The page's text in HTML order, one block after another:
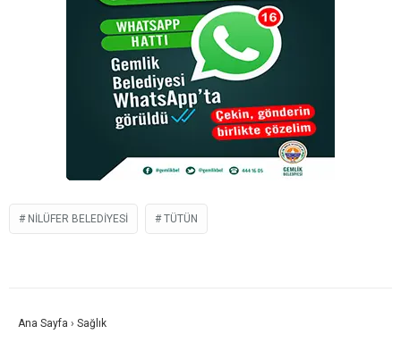
NILÜFER BELEDIYESI TÜTÜN
Ana Sayfa › Sağlık